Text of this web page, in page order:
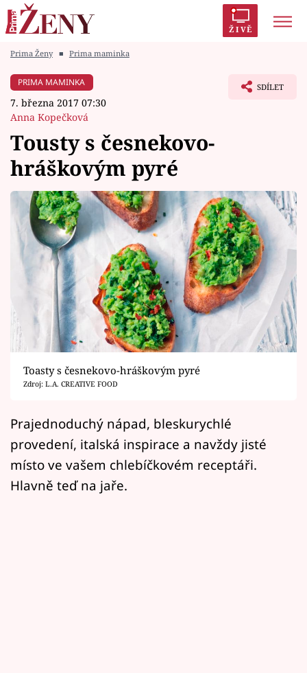
ŽIVĚ
Módní alarm
Zrádci
Témata
Celebrity
Vztahy
Seriály
Horoskopy
Sledujte prima+
Filmový festival Karlovy Vary
Mámy sobě
Přihlášení
Prima Ženy ■ Prima maminka
PRIMA MAMINKA
7. března 2017 07:30
Anna Kopečková
SDÍLET
Tousty s česnekovo-
hráškovým pyré
Toasty s česnekovo-hráškovým pyré
Zdroj: L.A. CREATIVE FOOD
Prajednoduchý nápad, bleskurychlé
provedení, italská inspirace a navždy jisté
místo ve vašem chlebíčkovém receptáři.
Hlavně teď na jaře.